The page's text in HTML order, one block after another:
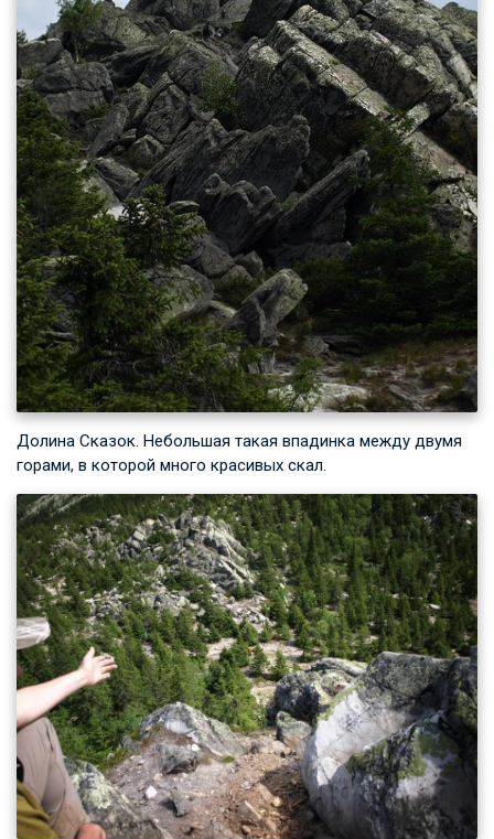
Долина Сказок. Небольшая такая впадинка между двумя
горами, в которой много красивых скал.